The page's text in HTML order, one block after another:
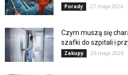
Porady 27 maja 2026
Czym muszą się
szafki do szpitali i
Zakupy 26 maja 2026